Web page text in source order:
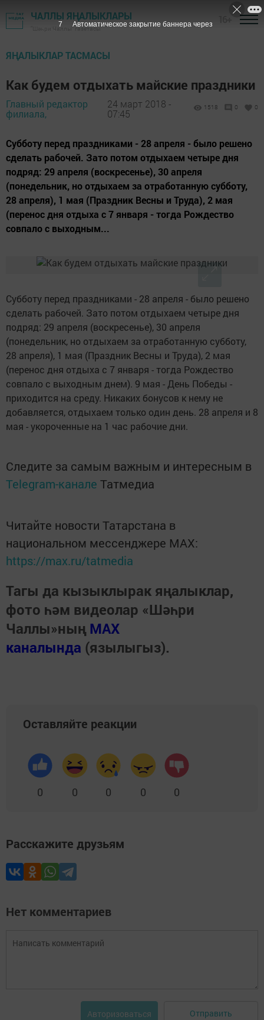
ЧАЛЛЫ ЯҢАЛЫКЛАРЫ
"Шәһри Чаллы" газетасы
ЯҢАЛЫКЛАР ТАСМАСЫ
Как будем отдыхать майские праздники
Главный редактор
филиала,
24 март 2018 -
07:45
1518 0 0
Субботу перед праздниками - 28 апреля - было решено
сделать рабочей. Зато потом отдыхаем четыре дня
подряд: 29 апреля (воскресенье), 30 апреля
(понедельник, но отдыхаем за отработанную субботу,
28 апреля), 1 мая (Праздник Весны и Труда), 2 мая
(перенос дня отдыха с 7 января - тогда Рождество
совпало с выходным...
Субботу перед праздниками - 28 апреля - было решено
сделать рабочей. Зато потом отдыхаем четыре дня
подряд: 29 апреля (воскресенье), 30 апреля
(понедельник, но отдыхаем за отработанную субботу,
28 апреля), 1 мая (Праздник Весны и Труда), 2 мая
(перенос дня отдыха с 7 января - тогда Рождество
совпало с выходным днем). 9 мая - День Победы -
приходится на среду. Никаких бонусов к нему не
добавляется, отдыхаем только один день. 28 апреля и 8
мая - укороченные на 1 час рабочие дни.
Следите за самым важным и интересным в
Telegram-канале Татмедиа
Читайте новости Татарстана в
национальном мессенджере MАХ:
https://max.ru/tatmedia
Тагы да кызыклырак яңалыклар,
фото һәм видеолар «Шәһри
Чаллы»ның MAX
каналында (язылыгыз).
Оставляйте реакции
0 0 0 0 0
Расскажите друзьям
Нет комментариев
Авторизоваться Отправить
7 Автоматическое закрытие баннера через